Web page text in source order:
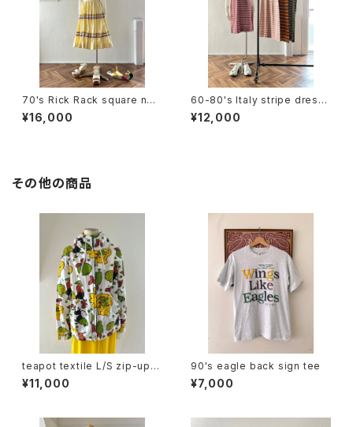
70's Rick Rack square nec
k sleeveless dress
¥16,000
60-80's Italy stripe dress
(sleeve less / short sleev
e)
¥12,000
その他の商品
teapot textile L/S zip-up h
oodie
¥11,000
90's eagle back sign tee
¥7,000